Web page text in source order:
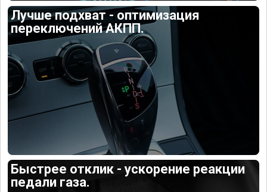
Лучше подхват - оптимизация
переключений АКПП.
Быстрее отклик - ускорение реакции
педали газа.